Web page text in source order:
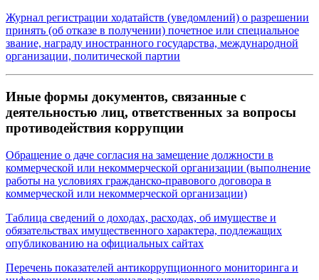
Журнал регистрации ходатайств (уведомлений) о разрешении
принять (об отказе в получении) почетное или специальное
звание, награду иностранного государства, международной
организации, политической партии
Иные формы документов, связанные с
деятельностью лиц, ответственных за вопросы
противодействия коррупции
Обращение о даче согласия на замещение должности в
коммерческой или некоммерческой организации (выполнение
работы на условиях гражданско-правового договора в
коммерческой или некоммерческой организации)
Таблица сведений о доходах, расходах, об имуществе и
обязательствах имущественного характера, подлежащих
опубликованию на официальных сайтах
Перечень показателей антикоррупционного мониторинга и